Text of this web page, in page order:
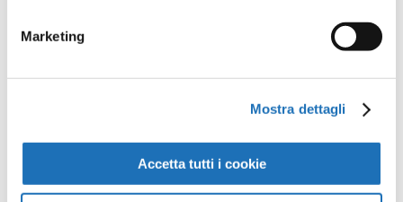
Marketing
Mostra dettagli
Accetta tutti i cookie
Contattaci